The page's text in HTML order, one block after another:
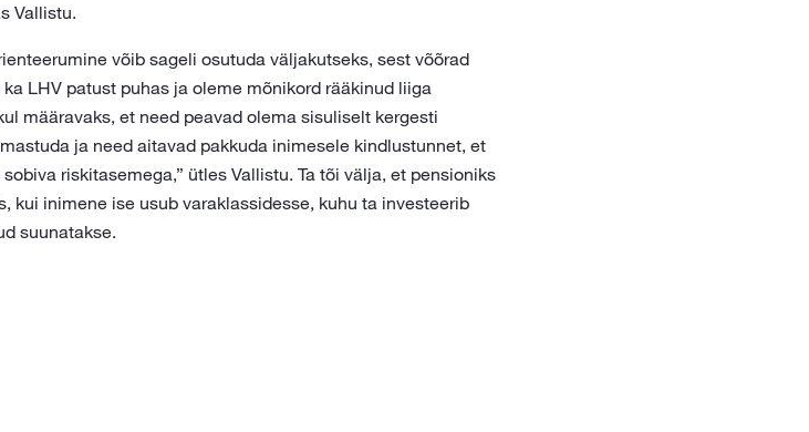
Vallistu.
võib sageli osutuda väljakutseks, sest võõrad
LHV patust puhas ja oleme mõnikord rääkinud liiga
määravaks, et need peavad olema sisuliselt kergesti
ja need aitavad pakkuda inimesele kindlustunnet, et
riskitasemega,” ütles Vallistu. Ta tõi välja, et pensioniks
kui inimene ise usub varaklassidesse, kuhu ta investeerib
suunatakse.